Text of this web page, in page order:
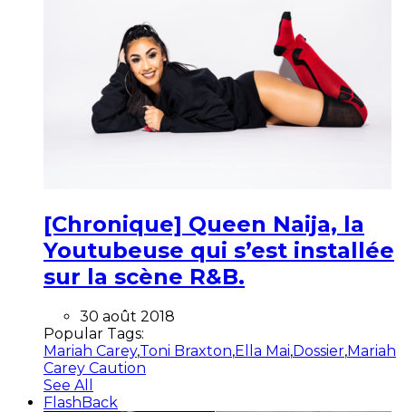
[Chronique] Queen Naija, la
Youtubeuse qui s’est installée
sur la scène R&B.
30 août 2018
Popular Tags:
Mariah Carey,Toni Braxton,Ella Mai,Dossier,Mariah
Carey Caution
See All
FlashBack